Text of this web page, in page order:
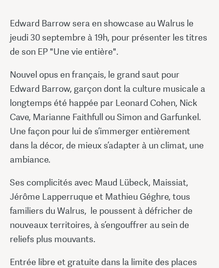
Edward Barrow sera en showcase au Walrus le
jeudi 30 septembre à 19h, pour présenter les titres
de son EP "Une vie entière".
Nouvel opus en français, le grand saut pour
Edward Barrow, garçon dont la culture musicale a
longtemps été happée par Leonard Cohen, Nick
Cave, Marianne Faithfull ou Simon and Garfunkel.
Une façon pour lui de s’immerger entièrement
dans la décor, de mieux s’adapter à un climat, une
ambiance.
Ses complicités avec Maud Lübeck, Maissiat,
Jérôme Lapperruque et Mathieu Géghre, tous
familiers du Walrus, le poussent à défricher de
nouveaux territoires, à s’engouffrer au sein de
reliefs plus mouvants.
Entrée libre et gratuite dans la limite des places